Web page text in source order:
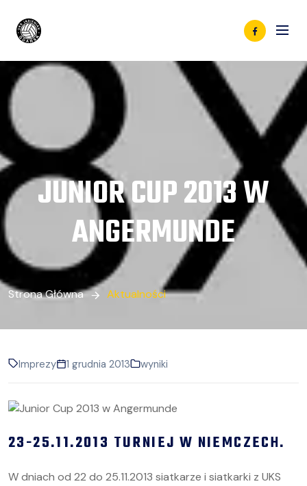
JUNIOR CUP 2013 W
ANGERMUNDE
Strona Główna Aktualności
Imprezy 1 grudnia 2013 wyniki
23-25.11.2013 TURNIEJ W NIEMCZECH.
W dniach od 22 do 25.11.2013 siatkarze i siatkarki z UKS